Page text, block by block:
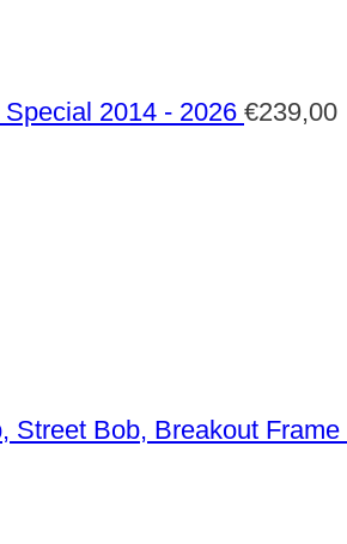
2014 - 2026 €239,00